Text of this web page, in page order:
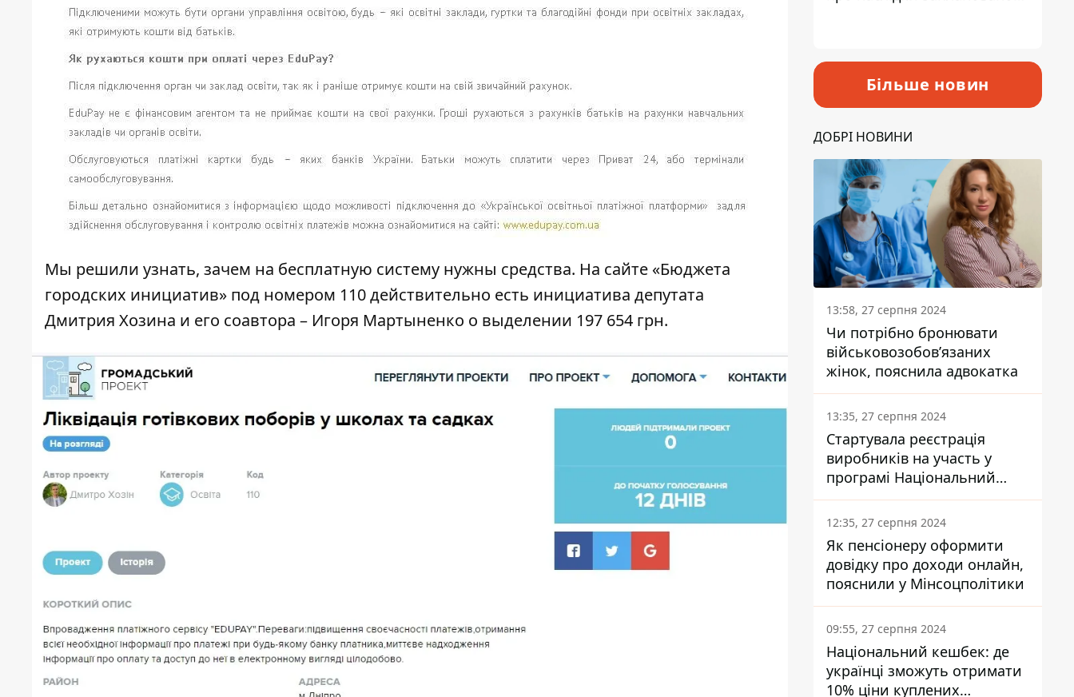
Мы решили узнать, зачем на бесплатную систему нужны средства. На сайте«Бюджета
городских инициатив» под номером 110действительно есть инициатива депутата
Дмитрия Хозина и его соавтора – Игоря Мартыненко о выделении 197 654 грн.
Більше новин
ДОБРІ НОВИНИ
13:58, 27 серпня 2024
Чи потрібно бронювати
військовозобов’язаних
жінок, пояснила адвокатка
13:35, 27 серпня 2024
Стартувала реєстрація
виробників на участь у
програмі Національний
кешбек: як це зробити
через портал Дія
12:35, 27 серпня 2024
Як пенсіонеру оформити
довідку про доходи онлайн,
пояснили у Мінсоцполітики
09:55, 27 серпня 2024
Національний кешбек: де
українці зможуть отримати
10% ціни куплених